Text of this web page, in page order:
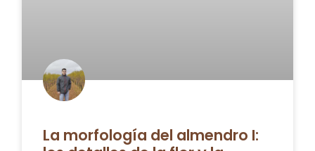
La morfología del almendro I: